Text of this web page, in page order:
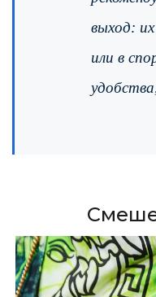
выход:
или в